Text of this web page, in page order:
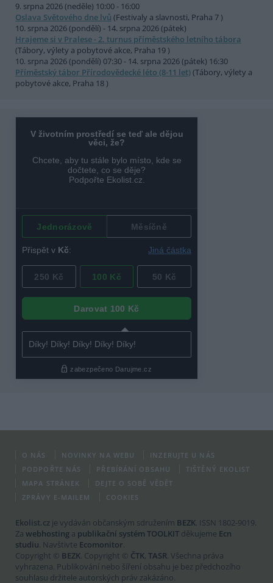
9. srpna 2026 (neděle) 10:00 - 16:00
Oslava Světového dne lvů (Festivaly a slavnosti, Praha 7 )
10. srpna 2026 (pondělí) - 14. srpna 2026 (pátek)
Hrajeme si v Pralese - 2. turnus příměstského letního tábora
(Tábory, výlety a pobytové akce, Praha 19 )
10. srpna 2026 (pondělí) 07:30 - 14. srpna 2026 (pátek) 16:30
Příměstský tábor Přírodovědecké léto (8-11 let)(Tábory, výlety a
pobytové akce, Praha 18 )
O NÁS NOVINKY NA WEBU
INZERUJTE U NÁS
PODPOŘTE NÁS
PŘEBÍRÁNÍ OBSAHU
TIŠTĚNÝ EKOLIST
MAPA STRÁNEK
DEJTE O SOBĚ VĚDĚT
ZPRÁVY E-MAILEM
COOKIES
Ekolist.cz je vydáván občanským sdružením BEZK. ISSN 1802-9019.
Za webhosting a publikační systém TOOLKIT děkujeme Ecn
studiu. Navštivte Ecomonitor.
Copyright © BEZK. Copyright © ČTK, TASR. Všechna práva
vyhrazena. Publikování nebo šíření obsahu je bez předchozího
souhlasu držitele autorských práv zakázáno.